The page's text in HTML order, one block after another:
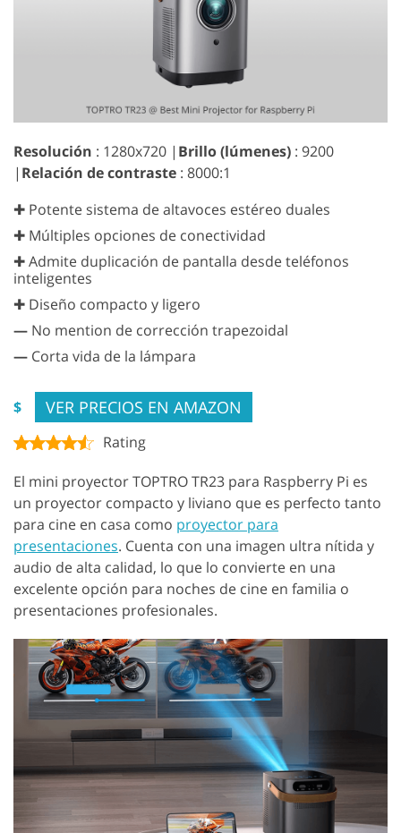
Resolución : 1280x720 | Brillo (lúmenes) : 9200
| Relación de contraste : 8000:1
✚ Potente sistema de altavoces estéreo duales
✚ Múltiples opciones de conectividad
✚ Admite duplicación de pantalla desde teléfonos
inteligentes
✚ Diseño compacto y ligero
— No mention de corrección trapezoidal
— Corta vida de la lámpara
$ VER PRECIOS EN AMAZON
Rating
El mini proyector TOPTRO TR23 para Raspberry Pi es
un proyector compacto y liviano que es perfecto tanto
para cine en casa como proyector para
presentaciones. Cuenta con una imagen ultra nítida y
audio de alta calidad, lo que lo convierte en una
excelente opción para noches de cine en familia o
presentaciones profesionales.